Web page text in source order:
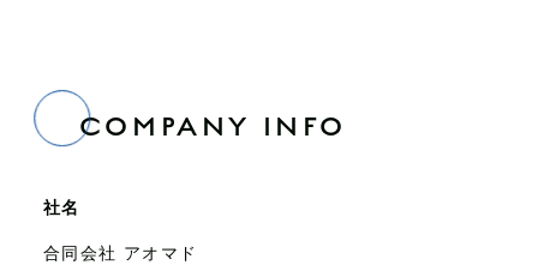
COMPANY INFO
社名
合同会社 アオマド